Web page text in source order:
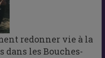
redonner vie à la
dans les Bouches-